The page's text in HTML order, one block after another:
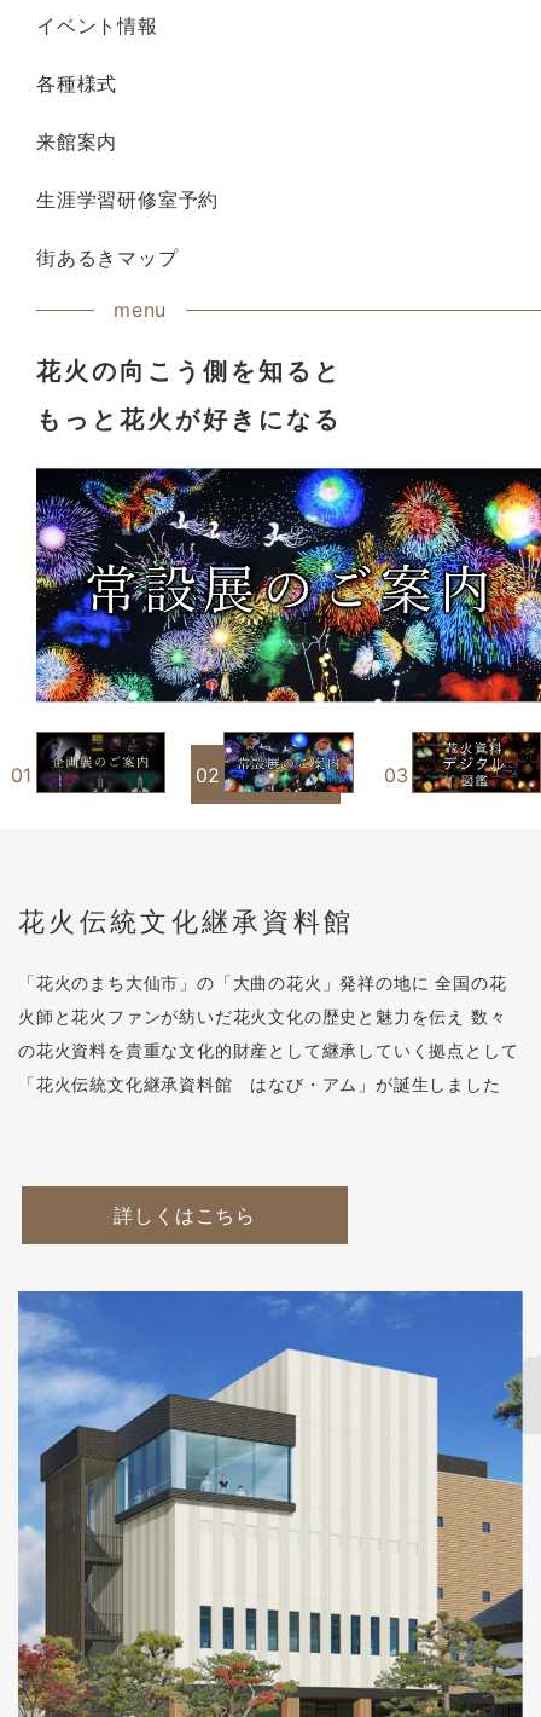
イベント情報
各種様式
来館案内
生涯学習研修室予約
街あるきマップ
menu
花火の向こう側を知ると
もっと花火が好きになる
花火伝統文化継承資料館
「花火のまち大仙市」の「大曲の花火」発祥の地に全国の花
火師と花火ファンが紡いだ花火文化の歴史と魅力を伝え 数々
の花火資料を貴重な文化的財産として継承していく拠点として
「花火伝統文化継承資料館 はなび・アム」が誕生しました
詳しくはこちら